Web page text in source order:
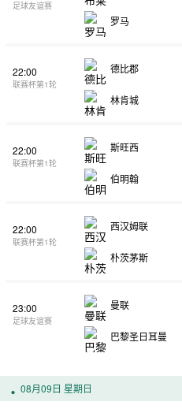
足球友谊赛
罗马
22:00
联赛杯第1轮
德比郡
林肯城
22:00
联赛杯第1轮
斯旺西
伯明翰
22:00
联赛杯第1轮
西汉姆联
朴茨茅斯
23:00
足球友谊赛
曼联
巴黎圣日耳曼
08月09日 星期日